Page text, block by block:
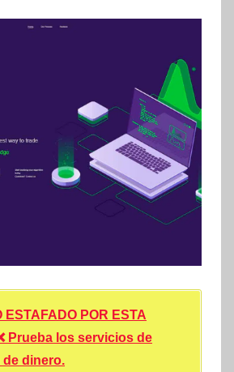
ESTAFADO POR ESTA
Prueba los servicios de
dinero.